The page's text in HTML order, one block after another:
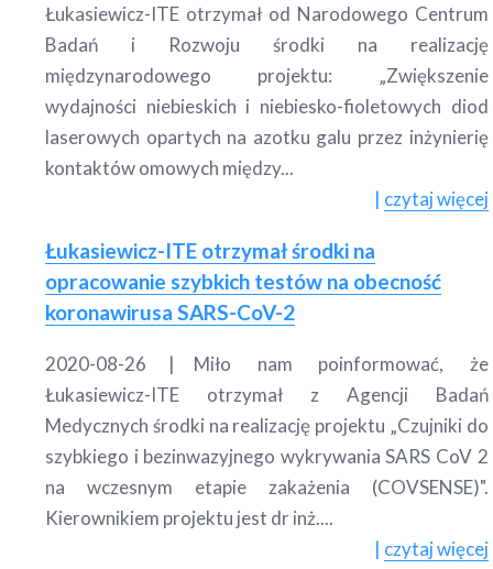
Łukasiewicz-ITE otrzymał od Narodowego Centrum
Badań i Rozwoju środki na realizację
międzynarodowego projektu: „Zwiększenie
wydajności niebieskich i niebiesko-fioletowych diod
laserowych opartych na azotku galu przez inżynierię
kontaktów omowych między...
czytaj więcej
Łukasiewicz-ITE otrzymał środki na
opracowanie szybkich testów na obecność
koronawirusa SARS-CoV-2
2020-08-26
Miło nam poinformować, że
Łukasiewicz-ITE otrzymał z Agencji Badań
Medycznych środki na realizację projektu „Czujniki do
szybkiego i bezinwazyjnego wykrywania SARS CoV 2
na wczesnym etapie zakażenia (COVSENSE)".
Kierownikiem projektu jest dr inż....
czytaj więcej